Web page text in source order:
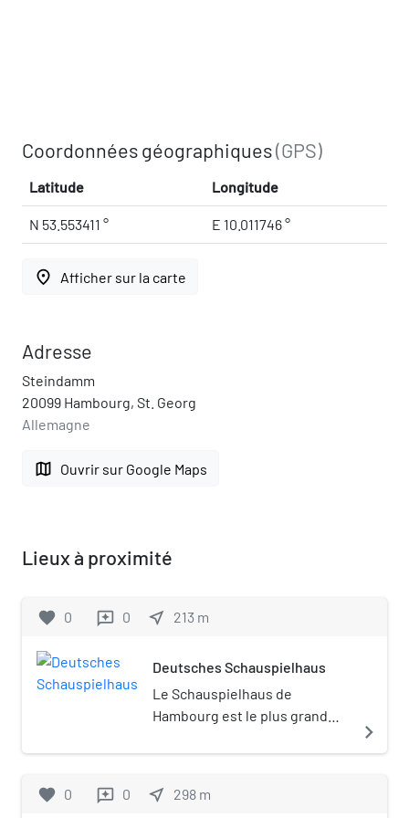
Coordonnées géographiques(GPS)
Latitude Longitude
N 53.553411 ° E 10.011746 °
place Afficher sur la carte
Adresse
Steindamm
20099 Hambourg, St. Georg
Allemagne
map Ouvrir sur Google Maps
Lieux à proximité
favorite 0 reviews 0 near_me 213 m
Deutsches Schauspielhaus
Le Schauspielhaus de
Hambourg est le plus grand
capacité de 1 192 places. Il se
Georges. Il a une salle annexe
navigate_next
favorite 0 reviews 0 near_me 298 m